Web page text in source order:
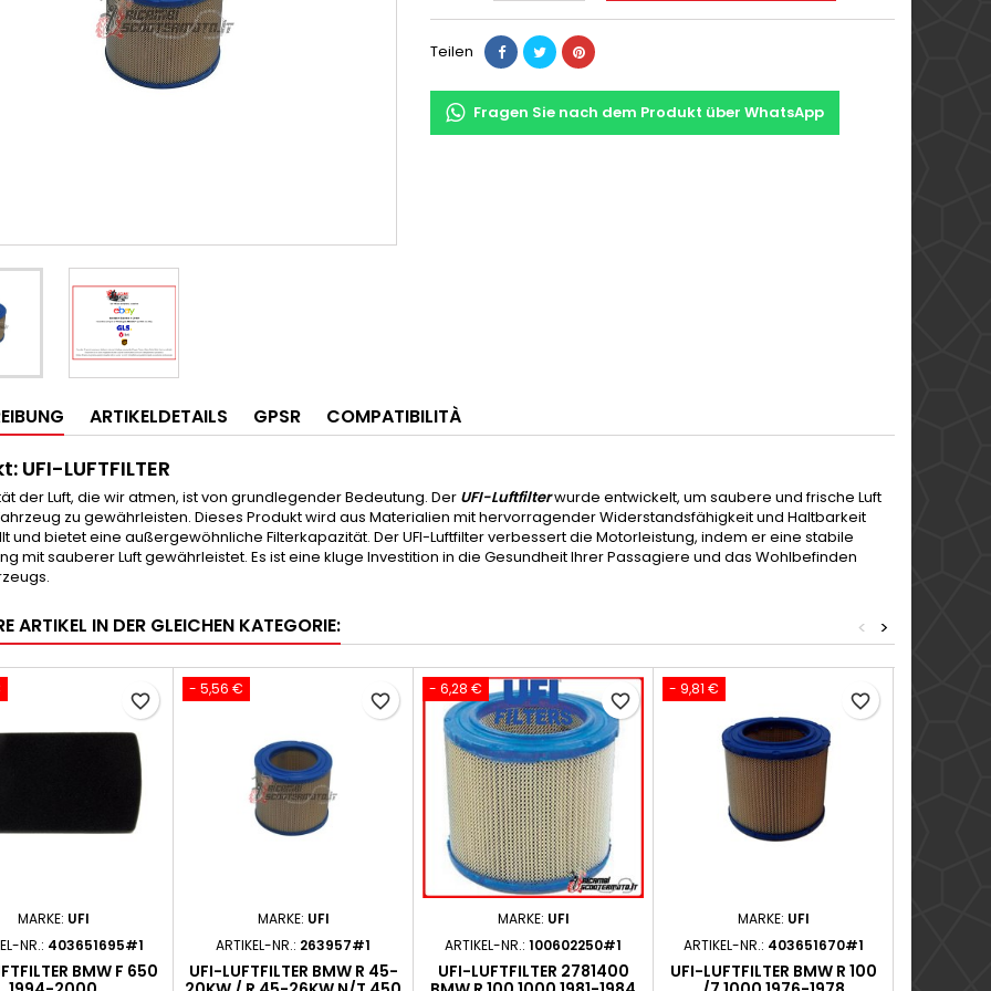
Teilen
Fragen Sie nach dem Produkt über WhatsApp
ARTIKELDETAILS GPSR COMPATIBILITÀ
UFI-LUFTFILTER
der Luft, die wir atmen, ist von grundlegender Bedeutung. Der UFI-Luftfilterwurde entwickelt, um saubere und frische Luft
zu gewährleisten. Dieses Produkt wird aus Materialien mit hervorragender Widerstandsfähigkeit und Haltbarkeit
und bietet eine außergewöhnliche Filterkapazität. Der UFI-Luftfilter verbessert die Motorleistung, indem er eine stabile
mit sauberer Luft gewährleistet. Es ist eine kluge Investition in die Gesundheit Ihrer Passagiere und das Wohlbefinden
ARTIKEL IN DER GLEICHEN KATEGORIE: >
<
MARKE: UFI
NR.: 403651695#1
BMW F 650
favorite_border
- 5,56 €
MARKE: UFI
ARTIKEL-NR.: 263957#1
UFI-LUFTFILTER BMW R 45-
favorite_border
- 6,28 €
MARKE: UFI
ARTIKEL-NR.: 100602250#1
UFI-LUFTFILTER 2781400
favorite_border
- 9,81 €
MARKE: UFI
ARTIKEL-NR.: 403651670#1
UFI-LUFTFILTER BMW R 100
favorite_border